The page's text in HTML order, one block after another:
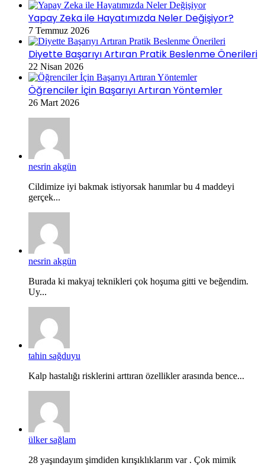
Yapay Zeka ile Hayatımızda Neler Değişiyor?
7 Temmuz 2026
Diyette Başarıyı Artıran Pratik Beslenme Önerileri
22 Nisan 2026
Öğrenciler İçin Başarıyı Artıran Yöntemler
26 Mart 2026
nesrin akgün
Cildimize iyi bakmak istiyorsak hanımlar bu 4 maddeyi
gerçek...
nesrin akgün
Burada ki makyaj teknikleri çok hoşuma gitti ve beğendim.
Uy...
tahin sağduyu
Kalp hastalığı risklerini arttıran özellikler arasında bence...
ülker sağlam
28 yaşındayım şimdiden kırışıklıklarım var . Çok mimik